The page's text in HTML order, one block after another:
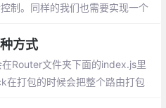
制。同样的我们也需要实现一个
的后台接口是springcloud实现。
方式
Router文件夹下面的index.js里
打包的时候会把整个路由打包